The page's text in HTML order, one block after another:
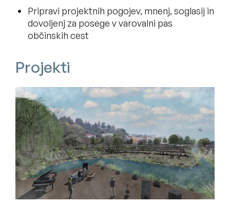
Pripravi projektnih pogojev, mnenj, soglasij in
dovoljenj za posege v varovalni pas
občinskih cest
Najdenih 0 rezultatov
Projekti